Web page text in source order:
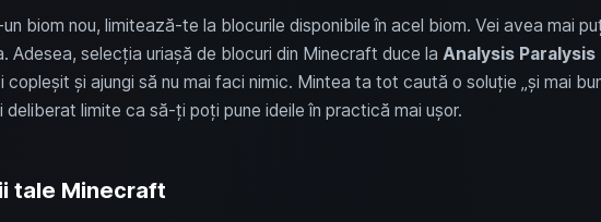
biom nou, limitează-te la blocurile disponibile în acel biom. Vei avea mai
selecția uriașă de blocuri din Minecraft duce la Analysis Paralysis
și ajungi să nu mai faci nimic. Mintea ta tot caută o soluție „și mai
limite ca să-ți poți pune ideile în practică mai ușor.
tale Minecraft